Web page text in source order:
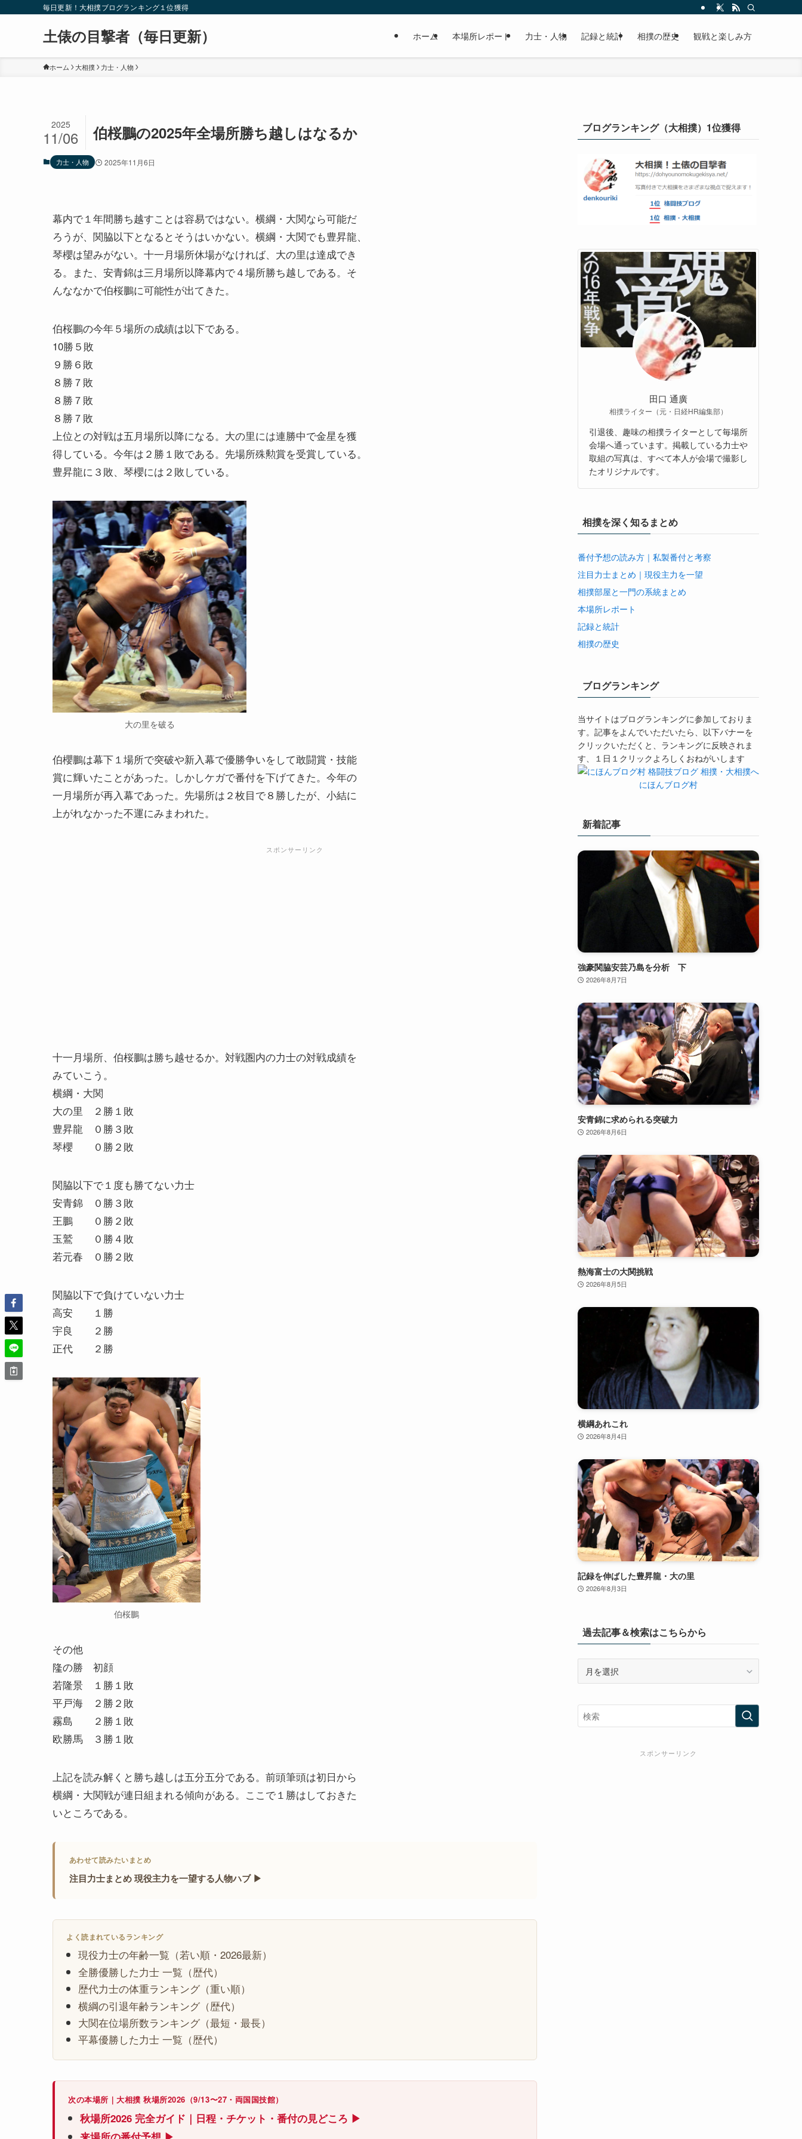
毎日更新！大相撲ブログランキング１位獲得
土俵の目撃者（毎日更新） ホーム 本場所レポート 力士・人物 記録と統計 相撲の歴史 観戦と楽しみ方
ホーム 大相撲 力士・人物
伯桜鵬の2025年全場所勝ち越しはなるか
2025
11/06
力士・人物 2025年11月6日
幕内で１年間勝ち越すことは容易ではない。横綱・大関なら可能だ
ろうが、関脇以下となるとそうはいかない。横綱・大関でも豊昇龍、
琴櫻は望みがない。十一月場所休場がなければ、大の里は達成でき
る。また、安青錦は三月場所以降幕内で４場所勝ち越しである。そ
んななかで伯桜鵬に可能性が出てきた。
伯桜鵬の今年５場所の成績は以下である。
10勝５敗
９勝６敗
８勝７敗
８勝７敗
８勝７敗
上位との対戦は五月場所以降になる。大の里には連勝中で金星を獲
得している。今年は２勝１敗である。先場所殊勲賞を受賞している。
豊昇龍に３敗、琴櫻には２敗している。
大の里を破る
伯櫻鵬は幕下１場所で突破や新入幕で優勝争いをして敢闘賞・技能
賞に輝いたことがあった。しかしケガで番付を下げてきた。今年の
一月場所が再入幕であった。先場所は２枚目で８勝したが、小結に
上がれなかった不運にみまわれた。
スポンサーリンク
十一月場所、伯桜鵬は勝ち越せるか。対戦圏内の力士の対戦成績を
みていこう。
横綱・大関
大の里 ２勝１敗
豊昇龍 ０勝３敗
琴櫻 ０勝２敗
関脇以下で１度も勝てない力士
安青錦 ０勝３敗
王鵬 ０勝２敗
玉鷲 ０勝４敗
若元春 ０勝２敗
関脇以下で負けていない力士
高安 １勝
宇良 ２勝
正代 ２勝
伯桜鵬
その他
隆の勝 初顔
若隆景 １勝１敗
平戸海 ２勝２敗
霧島 ２勝１敗
欧勝馬 ３勝１敗
上記を読み解くと勝ち越しは五分五分である。前頭筆頭は初日から
横綱・大関戦が連日組まれる傾向がある。ここで１勝はしておきた
いところである。
あわせて読みたいまとめ
注目力士まとめ 現役主力を一望する人物ハブ ▶
よく読まれているランキング
現役力士の年齢一覧（若い順・2026最新）
全勝優勝した力士 一覧（歴代）
歴代力士の体重ランキング（重い順）
横綱の引退年齢ランキング（歴代）
大関在位場所数ランキング（最短・最長）
平幕優勝した力士 一覧（歴代）
次の本場所｜大相撲 秋場所2026（9/13〜27・両国国技館）
秋場所2026 完全ガイド｜日程・チケット・番付の見どころ ▶
ブログランキング（大相撲）1位獲得
田口 通廣
相撲ライター（元・日経HR編集部）
引退後、趣味の相撲ライターとして毎場所
会場へ通っています。掲載している力士や
取組の写真は、すべて本人が会場で撮影し
たオリジナルです。
相撲を深く知るまとめ
番付予想の読み方｜私製番付と考察
注目力士まとめ｜現役主力を一望
相撲部屋と一門の系統まとめ
本場所レポート
記録と統計
相撲の歴史
ブログランキング
当サイトはブログランキングに参加しておりま
す。記事をよんでいただいたら、以下バナーを
クリックいただくと、ランキングに反映されま
す、１日１クリックよろしくおねがいします
にほんブログ村
新着記事
強豪関脇安芸乃島を分析 下
2026年8月7日
安青錦に求められる突破力
2026年8月6日
熱海富士の大関挑戦
2026年8月5日
横綱あれこれ
2026年8月4日
記録を伸ばした豊昇龍・大の里
2026年8月3日
過去記事＆検索はこちらから
事
＆
検
スポンサーリンク